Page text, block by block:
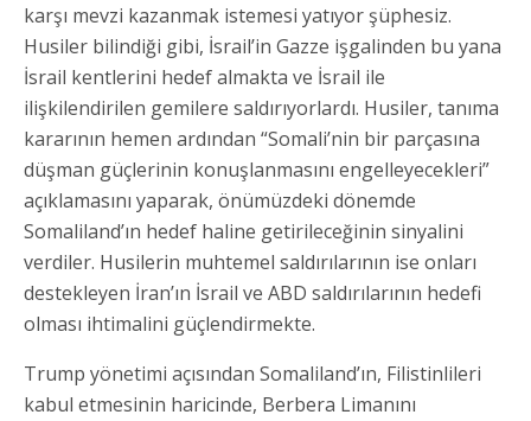
karşı mevzi kazanmak istemesi yatıyor şüphesiz.
Husiler bilindiği gibi, İsrail’in Gazze işgalinden bu yana
İsrail kentlerini hedef almakta ve İsrail ile
ilişkilendirilen gemilere saldırıyorlardı. Husiler, tanıma
kararının hemen ardından “Somali’nin bir parçasına
düşman güçlerinin konuşlanmasını engelleyecekleri”
açıklamasını yaparak, önümüzdeki dönemde
Somaliland’ın hedef haline getirileceğinin sinyalini
verdiler. Husilerin muhtemel saldırılarının ise onları
destekleyen İran’ın İsrail ve ABD saldırılarının hedefi
olması ihtimalini güçlendirmekte.
Trump yönetimi açısından Somaliland’ın, Filistinlileri
kabul etmesinin haricinde, Berbera Limanını